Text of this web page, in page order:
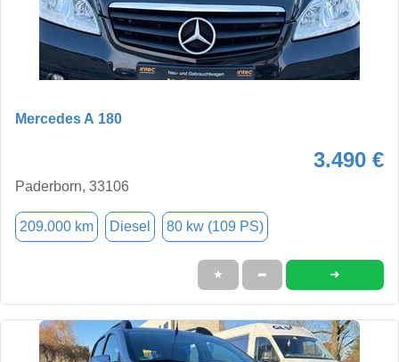
Mercedes A 180
3.490 €
Paderborn, 33106
209.000 km Diesel 80 kw (109 PS)
★ ➦ ➜